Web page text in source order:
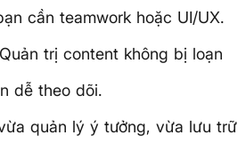
cần teamwork hoặc UI/UX.
trị content không bị loạn
dễ theo dõi.
quản lý ý tưởng, vừa lưu trữ